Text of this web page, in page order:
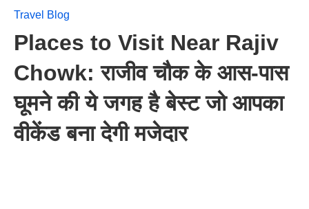
Travel Blog
Places to Visit Near Rajiv
Chowk: राजीव चौक के आस-पास
घूमने की ये जगह है बेस्ट जो आपका
वीकेंड बना देगी मजेदार